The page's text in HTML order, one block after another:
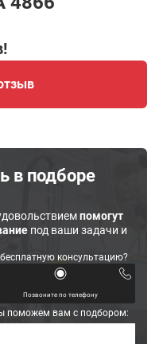
в подборе
помогут
под ваши задачи и
консультацию?
Позвоните по телефону
поможем вам с подбором: